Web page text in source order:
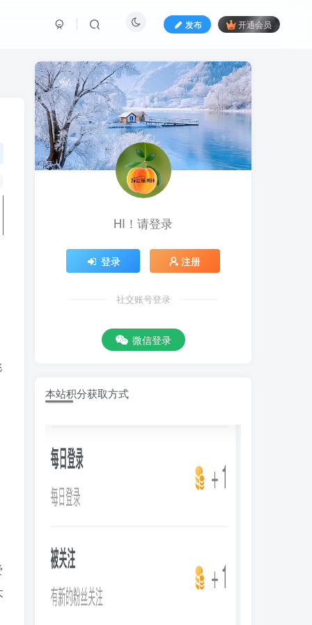
发布 开通会员
HI！请登录
登录 注册
社交账号登录
微信登录
本站积分获取方式